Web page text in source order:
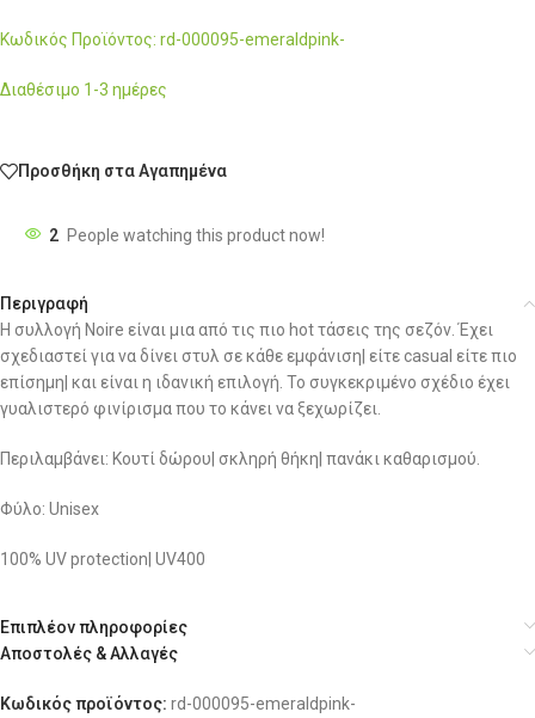
Κωδικός Προϊόντος: rd-000095-emeraldpink-
Διαθέσιμο 1-3 ημέρες
Προσθήκη στα Αγαπημένα
2 People watching this product now!
Περιγραφή
Η συλλογή Noire είναι μια από τις πιο hot τάσεις της σεζόν. Έχει
σχεδιαστεί για να δίνει στυλ σε κάθε εμφάνιση| είτε casual είτε πιο
επίσημη| και είναι η ιδανική επιλογή. Το συγκεκριμένο σχέδιο έχει
γυαλιστερό φινίρισμα που το κάνει να ξεχωρίζει.
Περιλαμβάνει: Κουτί δώρου| σκληρή θήκη| πανάκι καθαρισμού.
Φύλο: Unisex
100% UV protection| UV400
Επιπλέον πληροφορίες
Αποστολές & Αλλαγές
Κωδικός προϊόντος: rd-000095-emeraldpink-